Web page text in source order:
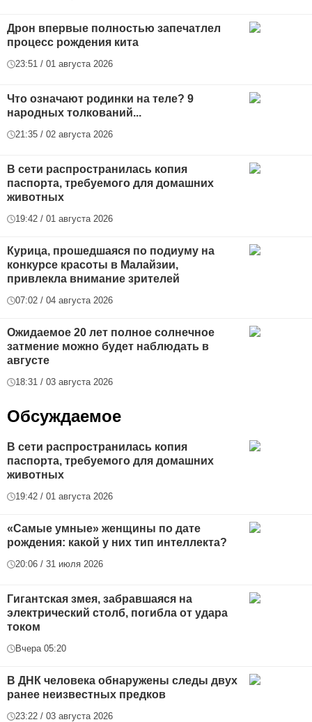
Дрон впервые полностью запечатлел
процесс рождения кита
23:51 / 01 августа 2026
Что означают родинки на теле? 9
народных толкований...
21:35 / 02 августа 2026
В сети распространилась копия
паспорта, требуемого для домашних
животных
19:42 / 01 августа 2026
Курица, прошедшаяся по подиуму на
конкурсе красоты в Малайзии,
привлекла внимание зрителей
07:02 / 04 августа 2026
Ожидаемое 20 лет полное солнечное
затмение можно будет наблюдать в
августе
18:31 / 03 августа 2026
Обсуждаемое
В сети распространилась копия
паспорта, требуемого для домашних
животных
19:42 / 01 августа 2026
«Самые умные» женщины по дате
рождения: какой у них тип интеллекта?
20:06 / 31 июля 2026
Гигантская змея, забравшаяся на
электрический столб, погибла от удара
током
Вчера 05:20
В ДНК человека обнаружены следы двух
ранее неизвестных предков
23:22 / 03 августа 2026